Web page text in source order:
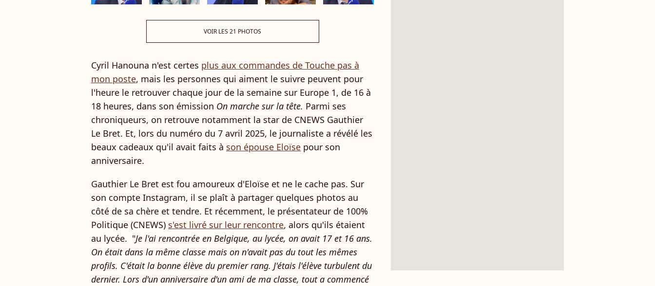
VOIR LES 21 PHOTOS
Cyril Hanouna n'est certes plus aux commandes de Touche pas à
mon poste, mais les personnes qui aiment le suivre peuvent pour
l'heure le retrouver chaque jour de la semaine sur Europe 1, de 16 à
18 heures, dans son émission On marche sur la tête. Parmi ses
chroniqueurs, on retrouve notamment la star de CNEWS Gauthier
Le Bret. Et, lors du numéro du 7 avril 2025, le journaliste a révélé les
beaux cadeaux qu'il avait faits à son épouse Eloïse pour son
anniversaire.
Gauthier Le Bret est fou amoureux d'Eloïse et ne le cache pas. Sur
son compte Instagram, il se plaît à partager quelques photos au
côté de sa chère et tendre. Et récemment, le présentateur de 100%
Politique (CNEWS) s'est livré sur leur rencontre, alors qu'ils étaient
au lycée. "Je l'ai rencontrée en Belgique, au lycée, on avait 17 et 16 ans.
On était dans la même classe mais on n'avait pas du tout les mêmes
profils. C'était la bonne élève du premier rang. J'étais l'élève turbulent du
dernier. Lors d'un anniversaire d'un ami de ma classe, tout a commencé